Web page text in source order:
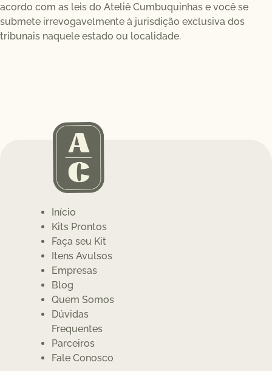
acordo com as leis do Ateliê Cumbuquinhas e você se
submete irrevogavelmente à jurisdição exclusiva dos
tribunais naquele estado ou localidade.
Início
Kits Prontos
Faça seu Kit
Itens Avulsos
Empresas
Blog
Quem Somos
Dúvidas
Frequentes
Parceiros
Fale Conosco